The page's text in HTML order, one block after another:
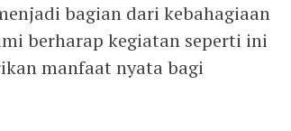
bagian dari kebahagiaan
berharap kegiatan seperti ini
manfaat nyata bagi